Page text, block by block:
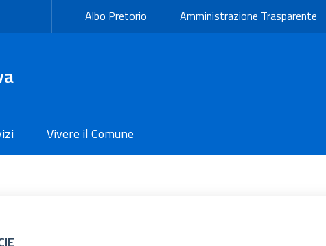
Albo Pretorio Amministrazione Trasparente
Vivere il Comune